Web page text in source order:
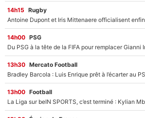
14h15 Rugby
14h00 PSG
13h30 Mercato Football
13h00 Football